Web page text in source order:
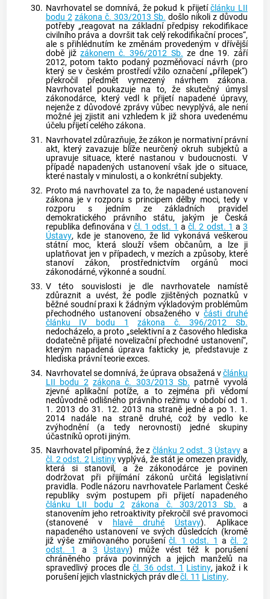
30. Navrhovatel se domnívá, že pokud k přijetíčlánku LII
bodu 2 zákona č. 303/2013 Sb. došlo nikoli z důvodu
potřeby „reagovat na základní předpisy rekodifikace
civilního práva a dovršit tak celý rekodifikační proces“,
ale s přihlédnutím ke změnám provedeným v dřívější
době jižzákonem č. 396/2012 Sb. ze dne 19. září
2012, potom takto podaný pozměňovací návrh (pro
který se v českém prostředí vžilo označení „přílepek“)
překročil předmět vymezený návrhem zákona.
Navrhovatel poukazuje na to, že skutečný úmysl
zákonodárce, který vedl k přijetí napadené úpravy,
nejenže z důvodové zprávy vůbec nevyplývá, ale není
možné jej zjistit ani vzhledem k již shora uvedenému
účelu přijetí celého zákona.
31. Navrhovatel zdůrazňuje, že zákon je normativní právní
akt, který zavazuje blíže neurčený okruh subjektů a
upravuje situace, které nastanou v budoucnosti. V
případě napadených ustanovení však jde o situace,
které nastaly v minulosti, a o konkrétní subjekty.
32. Proto má navrhovatel za to, že napadené ustanovení
zákona je v rozporu s principem dělby moci, tedy v
rozporu s jedním ze základních pravidel
demokratického právního státu, jakým je Česká
republika definována včl. 1 odst. 1 ačl. 2 odst. 1 a 3
Ústavy, kde je stanoveno, že lid vykonává veškerou
státní moc, která slouží všem občanům, a lze ji
uplatňovat jen v případech, v mezích a způsoby, které
stanoví zákon, prostřednictvím orgánů moci
zákonodárné, výkonné a soudní.
33. V této souvislosti je dle navrhovatele namístě
zdůraznit a uvést, že podle zjištěných poznatků v
běžné soudní praxi k žádným výkladovým problémům
přechodného ustanovení obsaženého v části druhé
článku IV bodu 1
zákona č. 396/2012 Sb.
nedocházelo, a proto „selektivní a z časového hlediska
dodatečně přijaté novelizační přechodné ustanovení“,
kterým napadená úprava fakticky je, představuje z
hlediska právní teorie exces.
34. Navrhovatel se domnívá, že úprava obsažená včlánku
LII bodu 2 zákona č. 303/2013 Sb. patrně vyvolá
zjevné aplikační potíže, a to zejména při vědomí
nedůvodně odlišného právního režimu v období od 1.
1. 2013 do 31. 12. 2013 na straně jedné a po 1. 1.
2014 nadále na straně druhé, což by vedlo ke
zvýhodnění (a tedy nerovnosti) jedné skupiny
účastníků oproti jiným.
35. Navrhovatel připomíná, že zčlánku 2 odst. 3 Ústavy a
čl. 2 odst. 2 Listinyvyplývá, že stát je omezen pravidly,
která si stanovil, a že zákonodárce je povinen
dodržovat při přijímání zákonů určitá legislativní
pravidla. Podle názoru navrhovatele Parlament České
republiky svým postupem při přijetí napadeného
článku LII bodu 2
zákona č. 303/2013 Sb. a
stanovením jeho retroaktivity překročil své pravomoci
(stanovené v
hlavě druhé Ústavy). Aplikace
napadeného ustanovení ve svých důsledcích (kromě
již výše zmiňovaného porušeníčl. 1 odst. 1 ačl. 2
odst. 1
a3 Ústavy) může vést též k porušení
chráněného práva povinných a jejich manželů na
spravedlivý proces dlečl. 36 odst. 1 Listiny, jakož i k
porušení jejich vlastnických práv dlečl. 11 Listiny.